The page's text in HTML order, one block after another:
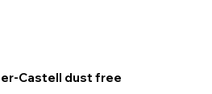
Castell dust free